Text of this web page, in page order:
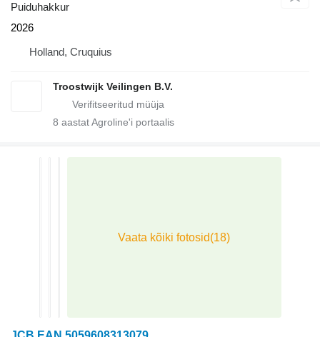
Puiduhakkur
2026
Holland, Cruquius
Troostwijk Veilingen B.V.
8 aastat Agroline'i portaalis